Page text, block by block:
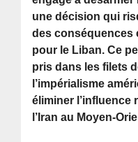
une décision qui
des conséquences
pour le Liban. Ce
pris dans les filets
l’impérialisme
éliminer l’influence
l’Iran au Moyen-